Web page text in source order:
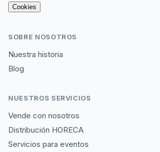
Cookies
SOBRE NOSOTROS
Nuestra historia
Blog
NUESTROS SERVICIOS
Vende con nosotros
Distribución HORECA
Servicios para eventos